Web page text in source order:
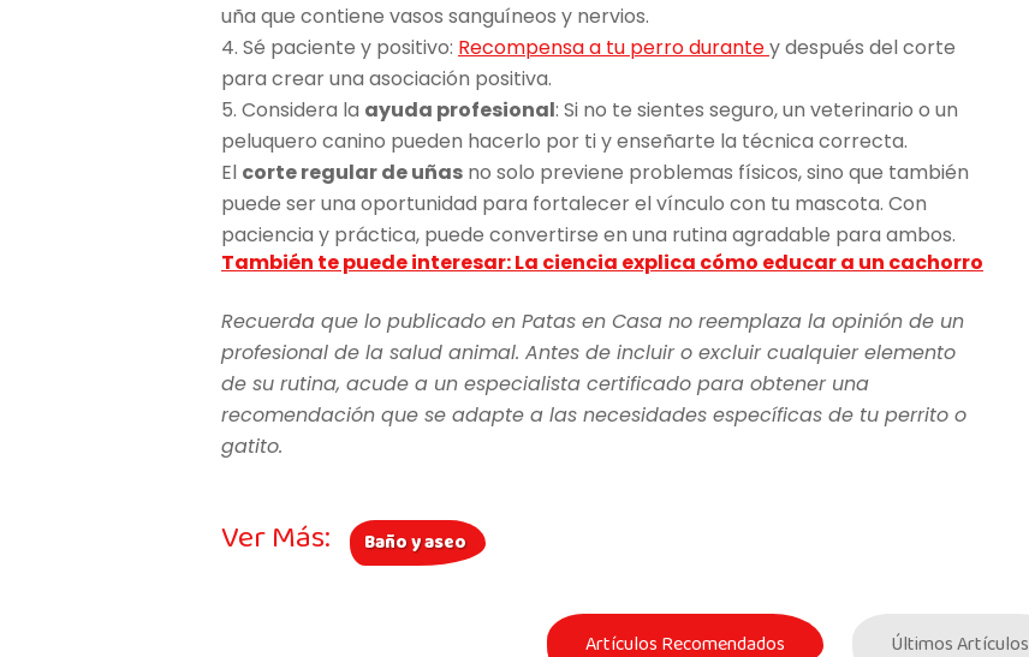
uña que contiene vasos sanguíneos y nervios.
4. Sé paciente y positivo: Recompensa a tu perro durantey después del corte
para crear una asociación positiva.
5. Considera la ayuda profesional: Si no te sientes seguro, un veterinario o un
peluquero canino pueden hacerlo por ti y enseñarte la técnica correcta.
El corte regular de uñas no solo previene problemas físicos, sino que también
puede ser una oportunidad para fortalecer el vínculo con tu mascota. Con
paciencia y práctica, puede convertirse en una rutina agradable para ambos.
También te puede interesar: La ciencia explica cómo educar a un cachorro
Recuerda que lo publicado en Patas en Casa no reemplaza la opinión de un
profesional de la salud animal. Antes de incluir o excluir cualquier elemento
de su rutina, acude a un especialista certificado para obtener una
recomendación que se adapte a las necesidades específicas de tu perrito o
gatito.
Ver Más: Baño y aseo
Artículos Recomendados Últimos Artículos